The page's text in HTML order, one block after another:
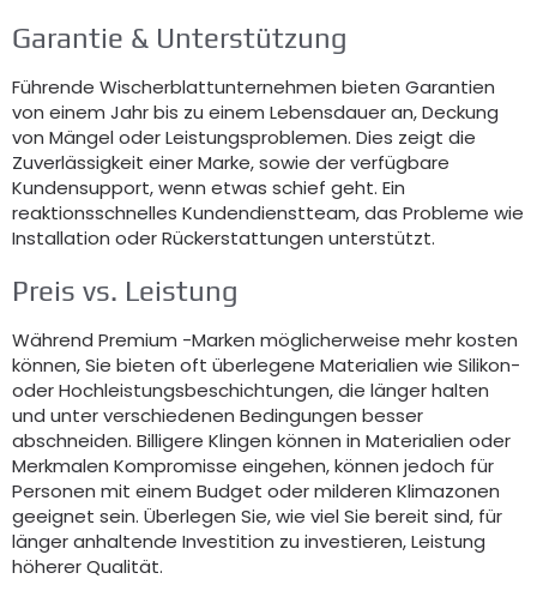
Garantie & Unterstützung
Führende Wischerblattunternehmen bieten Garantien
von einem Jahr bis zu einem Lebensdauer an, Deckung
von Mängel oder Leistungsproblemen. Dies zeigt die
Zuverlässigkeit einer Marke, sowie der verfügbare
Kundensupport, wenn etwas schief geht. Ein
reaktionsschnelles Kundendienstteam, das Probleme wie
Installation oder Rückerstattungen unterstützt.
Preis vs. Leistung
Während Premium -Marken möglicherweise mehr kosten
können, Sie bieten oft überlegene Materialien wie Silikon-
oder Hochleistungsbeschichtungen, die länger halten
und unter verschiedenen Bedingungen besser
abschneiden. Billigere Klingen können in Materialien oder
Merkmalen Kompromisse eingehen, können jedoch für
Personen mit einem Budget oder milderen Klimazonen
geeignet sein. Überlegen Sie, wie viel Sie bereit sind, für
länger anhaltende Investition zu investieren, Leistung
höherer Qualität.